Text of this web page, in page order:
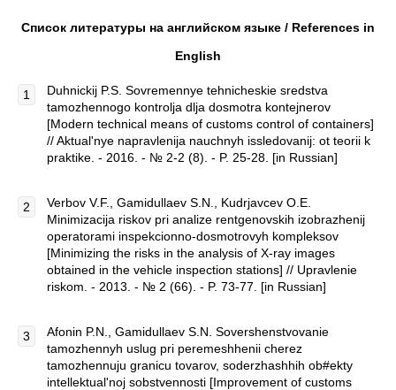
Список литературы на английском языке / References in
English
Duhnickij P.S. Sovremennye tehnicheskie sredstva
tamozhennogo kontrolja dlja dosmotra kontejnerov
[Modern technical means of customs control of containers]
// Aktual'nye napravlenija nauchnyh issledovanij: ot teorii k
praktike. - 2016. - № 2-2 (8). - P. 25-28. [in Russian]
Verbov V.F., Gamidullaev S.N., Kudrjavcev O.E.
Minimizacija riskov pri analize rentgenovskih izobrazhenij
operatorami inspekcionno-dosmotrovyh kompleksov
[Minimizing the risks in the analysis of X-ray images
obtained in the vehicle inspection stations] // Upravlenie
riskom. - 2013. - № 2 (66). - P. 73-77. [in Russian]
Afonin P.N., Gamidullaev S.N. Sovershenstvovanie
tamozhennyh uslug pri peremeshhenii cherez
tamozhennuju granicu tovarov, soderzhashhih ob#ekty
intellektual'noj sobstvennosti [Improvement of customs